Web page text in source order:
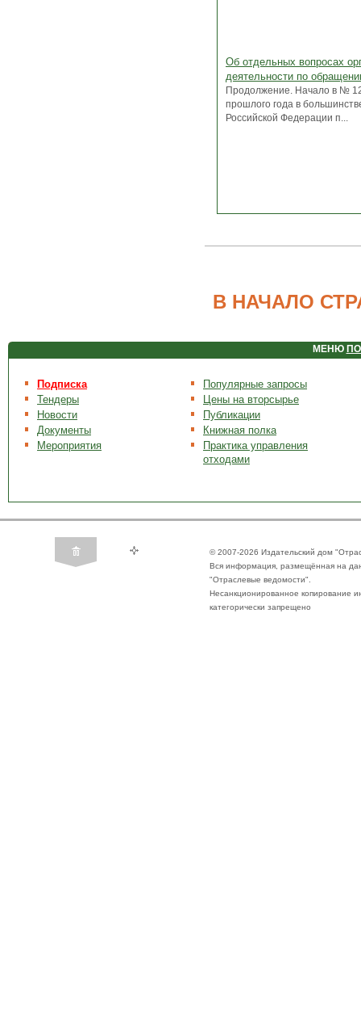
Об отдельных вопросах
деятельности по
Продолжение. Начало в №
прошлого года в
Российской Федерации п...
В НАЧАЛО
МЕНЮ
Подписка
Тендеры
Новости
Документы
Мероприятия
Популярные запросы
Цены на вторсырье
Публикации
Книжная полка
Практика управления
отходами
© 2007-2026 Издательский дом
Вся информация, размещённая на
"Отраслевые ведомости".
Несанкционированное копирование
категорически запрещено